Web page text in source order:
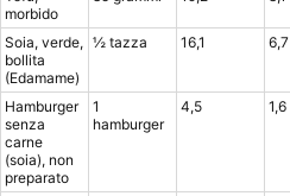
morbido
Soia, verde,
bollita
(Edamame)
½ tazza 16,1 6,7
Hamburger
senza
carne
(soia), non
preparato
1
hamburger
4,5 1,6